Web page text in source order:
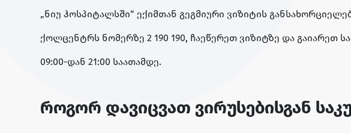
„ნიუ ჰოსპიტალსში“ ექიმთან გეგმიური ვიზიტის
ქოლცენტრს ნომერზე 2 190 190, ჩაეწერეთ ვიზიტზე და
09:00-დან 21:00 საათამდე.
როგორ დავიცვათ ვირუსებისგან